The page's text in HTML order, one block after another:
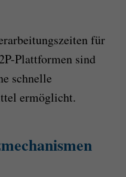
für
Plattformen sind
schnelle
ermöglicht.